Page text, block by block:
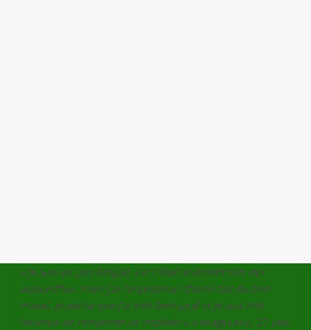
« Je suis un peu fatigué, car c’était vraiment très dur
aujourd’hui, mais j’ai l’impression d’avoir fait du bon
travail. Je pense que j’ai très bien joué et je suis très
heureux de remporter ce trophée », a réagi Levy, 27 ans,